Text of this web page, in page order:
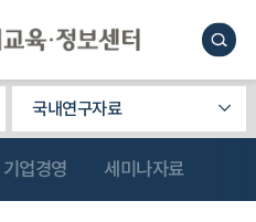
국내연구자료
기업경영 세미나자료